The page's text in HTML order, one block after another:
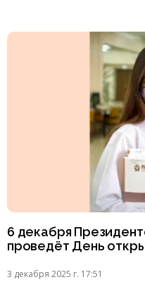
6 декабря
проведёт День
3 декабря 2025 г. 17:51